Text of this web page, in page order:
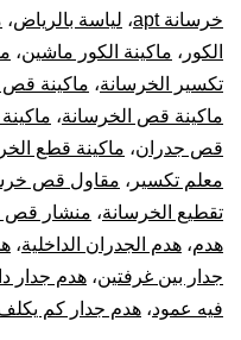
خرسانة apt
، لياسة بالرياض،
الكور ، ماكينة الكور ماشين،
تكسير الخرسانة، ماكينة
ماكينة قص الخرسانة،
قص جدران، ماكينة قطع
معلم تكسير ، مقاول قص
تقطيع الخرسانة، منشار قص
هدم، هدم الجدران الداخلية،
جدار بين غرفتين، هدم جدار
فيه عمود، هدم جدار كم